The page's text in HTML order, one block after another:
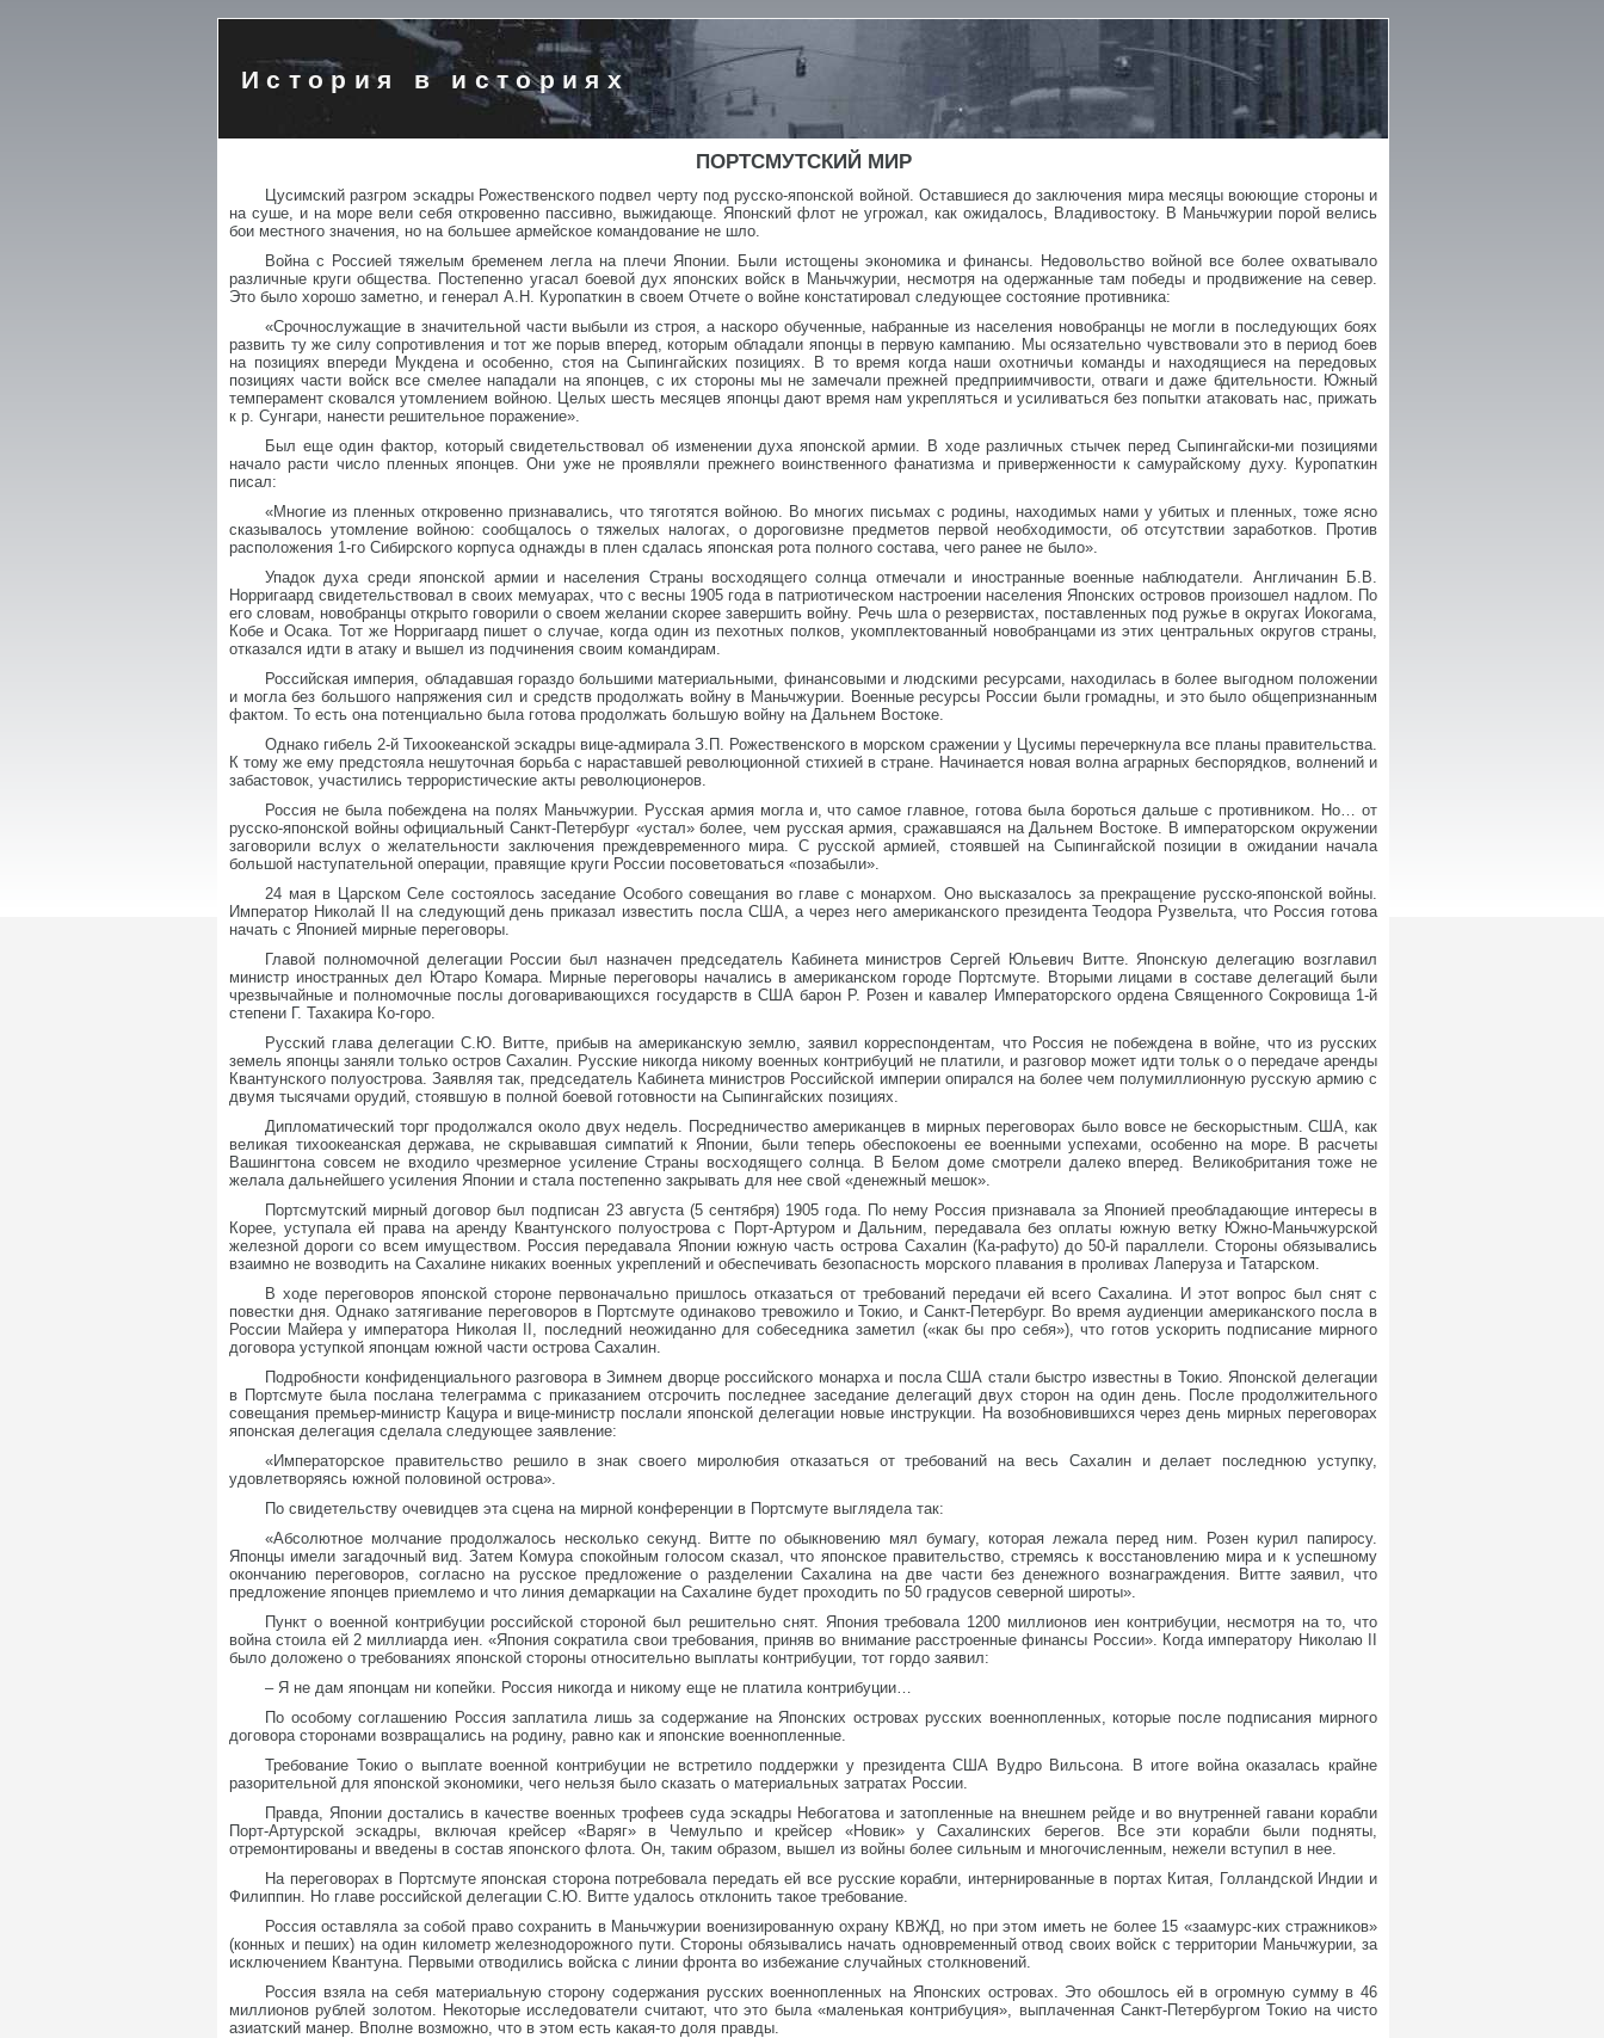
История в историях
ПОРТСМУТСКИЙ МИР
Цусимский разгром эскадры Рожественского подвел черту под русско-японской войной. Оставшиеся до заключения мира месяцы воюющие стороны и
на суше, и на море вели себя откровенно пассивно, выжидающе. Японский флот не угрожал, как ожидалось, Владивостоку. В Маньчжурии порой велись
бои местного значения, но на большее армейское командование не шло.
Война с Россией тяжелым бременем легла на плечи Японии. Были истощены экономика и финансы. Недовольство войной все более охватывало
различные круги общества. Постепенно угасал боевой дух японских войск в Маньчжурии, несмотря на одержанные там победы и продвижение на север.
Это было хорошо заметно, и генерал А.Н. Куропаткин в своем Отчете о войне констатировал следующее состояние противника:
«Срочнослужащие в значительной части выбыли из строя, а наскоро обученные, набранные из населения новобранцы не могли в последующих боях
развить ту же силу сопротивления и тот же порыв вперед, которым обладали японцы в первую кампанию. Мы осязательно чувствовали это в период боев
на позициях впереди Мукдена и особенно, стоя на Сыпингайских позициях. В то время когда наши охотничьи команды и находящиеся на передовых
позициях части войск все смелее нападали на японцев, с их стороны мы не замечали прежней предприимчивости, отваги и даже бдительности. Южный
темперамент сковался утомлением войною. Целых шесть месяцев японцы дают время нам укрепляться и усиливаться без попытки атаковать нас, прижать
к р. Сунгари, нанести решительное поражение».
Был еще один фактор, который свидетельствовал об изменении духа японской армии. В ходе различных стычек перед Сыпингайски-ми позициями
начало расти число пленных японцев. Они уже не проявляли прежнего воинственного фанатизма и приверженности к самурайскому духу. Куропаткин
писал:
«Многие из пленных откровенно признавались, что тяготятся войною. Во многих письмах с родины, находимых нами у убитых и пленных, тоже ясно
сказывалось утомление войною: сообщалось о тяжелых налогах, о дороговизне предметов первой необходимости, об отсутствии заработков. Против
расположения 1-го Сибирского корпуса однажды в плен сдалась японская рота полного состава, чего ранее не было».
Упадок духа среди японской армии и населения Страны восходящего солнца отмечали и иностранные военные наблюдатели. Англичанин Б.В.
Норригаард свидетельствовал в своих мемуарах, что с весны 1905 года в патриотическом настроении населения Японских островов произошел надлом. По
его словам, новобранцы открыто говорили о своем желании скорее завершить войну. Речь шла о резервистах, поставленных под ружье в округах Иокогама,
Кобе и Осака. Тот же Норригаард пишет о случае, когда один из пехотных полков, укомплектованный новобранцами из этих центральных округов страны,
отказался идти в атаку и вышел из подчинения своим командирам.
Российская империя, обладавшая гораздо большими материальными, финансовыми и людскими ресурсами, находилась в более выгодном положении
и могла без большого напряжения сил и средств продолжать войну в Маньчжурии. Военные ресурсы России были громадны, и это было общепризнанным
фактом. То есть она потенциально была готова продолжать большую войну на Дальнем Востоке.
Однако гибель 2-й Тихоокеанской эскадры вице-адмирала З.П. Рожественского в морском сражении у Цусимы перечеркнула все планы правительства.
К тому же ему предстояла нешуточная борьба с нараставшей революционной стихией в стране. Начинается новая волна аграрных беспорядков, волнений и
забастовок, участились террористические акты революционеров.
Россия не была побеждена на полях Маньчжурии. Русская армия могла и, что самое главное, готова была бороться дальше с противником. Но… от
русско-японской войны официальный Санкт-Петербург «устал» более, чем русская армия, сражавшаяся на Дальнем Востоке. В императорском окружении
заговорили вслух о желательности заключения преждевременного мира. С русской армией, стоявшей на Сыпингайской позиции в ожидании начала
большой наступательной операции, правящие круги России посоветоваться «позабыли».
24 мая в Царском Селе состоялось заседание Особого совещания во главе с монархом. Оно высказалось за прекращение русско-японской войны.
Император Николай II на следующий день приказал известить посла США, а через него американского президента Теодора Рузвельта, что Россия готова
начать с Японией мирные переговоры.
Главой полномочной делегации России был назначен председатель Кабинета министров Сергей Юльевич Витте. Японскую делегацию возглавил
министр иностранных дел Ютаро Комара. Мирные переговоры начались в американском городе Портсмуте. Вторыми лицами в составе делегаций были
чрезвычайные и полномочные послы договаривающихся государств в США барон Р. Розен и кавалер Императорского ордена Священного Сокровища 1-й
степени Г. Тахакира Ко-горо.
Русский глава делегации С.Ю. Витте, прибыв на американскую землю, заявил корреспондентам, что Россия не побеждена в войне, что из русских
земель японцы заняли только остров Сахалин. Русские никогда никому военных контрибуций не платили, и разговор может идти тольк о о передаче аренды
Квантунского полуострова. Заявляя так, председатель Кабинета министров Российской империи опирался на более чем полумиллионную русскую армию с
двумя тысячами орудий, стоявшую в полной боевой готовности на Сыпингайских позициях.
Дипломатический торг продолжался около двух недель. Посредничество американцев в мирных переговорах было вовсе не бескорыстным. США, как
великая тихоокеанская держава, не скрывавшая симпатий к Японии, были теперь обеспокоены ее военными успехами, особенно на море. В расчеты
Вашингтона совсем не входило чрезмерное усиление Страны восходящего солнца. В Белом доме смотрели далеко вперед. Великобритания тоже не
желала дальнейшего усиления Японии и стала постепенно закрывать для нее свой «денежный мешок».
Портсмутский мирный договор был подписан 23 августа (5 сентября) 1905 года. По нему Россия признавала за Японией преобладающие интересы в
Корее, уступала ей права на аренду Квантунского полуострова с Порт-Артуром и Дальним, передавала без оплаты южную ветку Южно-Маньчжурской
железной дороги со всем имуществом. Россия передавала Японии южную часть острова Сахалин (Ка-рафуто) до 50-й параллели. Стороны обязывались
взаимно не возводить на Сахалине никаких военных укреплений и обеспечивать безопасность морского плавания в проливах Лаперуза и Татарском.
В ходе переговоров японской стороне первоначально пришлось отказаться от требований передачи ей всего Сахалина. И этот вопрос был снят с
повестки дня. Однако затягивание переговоров в Портсмуте одинаково тревожило и Токио, и Санкт-Петербург. Во время аудиенции американского посла в
России Майера у императора Николая II, последний неожиданно для собеседника заметил («как бы про себя»), что готов ускорить подписание мирного
договора уступкой японцам южной части острова Сахалин.
Подробности конфиденциального разговора в Зимнем дворце российского монарха и посла США стали быстро известны в Токио. Японской делегации
в Портсмуте была послана телеграмма с приказанием отсрочить последнее заседание делегаций двух сторон на один день. После продолжительного
совещания премьер-министр Кацура и вице-министр послали японской делегации новые инструкции. На возобновившихся через день мирных переговорах
японская делегация сделала следующее заявление:
«Императорское правительство решило в знак своего миролюбия отказаться от требований на весь Сахалин и делает последнюю уступку,
удовлетворяясь южной половиной острова».
По свидетельству очевидцев эта сцена на мирной конференции в Портсмуте выглядела так:
«Абсолютное молчание продолжалось несколько секунд. Витте по обыкновению мял бумагу, которая лежала перед ним. Розен курил папиросу.
Японцы имели загадочный вид. Затем Комура спокойным голосом сказал, что японское правительство, стремясь к восстановлению мира и к успешному
окончанию переговоров, согласно на русское предложение о разделении Сахалина на две части без денежного вознаграждения. Витте заявил, что
предложение японцев приемлемо и что линия демаркации на Сахалине будет проходить по 50 градусов северной широты».
Пункт о военной контрибуции российской стороной был решительно снят. Япония требовала 1200 миллионов иен контрибуции, несмотря на то, что
война стоила ей 2 миллиарда иен. «Япония сократила свои требования, приняв во внимание расстроенные финансы России». Когда императору Николаю II
было доложено о требованиях японской стороны относительно выплаты контрибуции, тот гордо заявил:
– Я не дам японцам ни копейки. Россия никогда и никому еще не платила контрибуции…
По особому соглашению Россия заплатила лишь за содержание на Японских островах русских военнопленных, которые после подписания мирного
договора сторонами возвращались на родину, равно как и японские военнопленные.
Требование Токио о выплате военной контрибуции не встретило поддержки у президента США Вудро Вильсона. В итоге война оказалась крайне
разорительной для японской экономики, чего нельзя было сказать о материальных затратах России.
Правда, Японии достались в качестве военных трофеев суда эскадры Небогатова и затопленные на внешнем рейде и во внутренней гавани корабли
Порт-Артурской эскадры, включая крейсер «Варяг» в Чемульпо и крейсер «Новик» у Сахалинских берегов. Все эти корабли были подняты,
отремонтированы и введены в состав японского флота. Он, таким образом, вышел из войны более сильным и многочисленным, нежели вступил в нее.
На переговорах в Портсмуте японская сторона потребовала передать ей все русские корабли, интернированные в портах Китая, Голландской Индии и
Филиппин. Но главе российской делегации С.Ю. Витте удалось отклонить такое требование.
Россия оставляла за собой право сохранить в Маньчжурии военизированную охрану КВЖД, но при этом иметь не более 15 «заамурс-ких стражников»
(конных и пеших) на один километр железнодорожного пути. Стороны обязывались начать одновременный отвод своих войск с территории Маньчжурии, за
исключением Квантуна. Первыми отводились войска с линии фронта во избежание случайных столкновений.
Россия взяла на себя материальную сторону содержания русских военнопленных на Японских островах. Это обошлось ей в огромную сумму в 46
миллионов рублей золотом. Некоторые исследователи считают, что это была «маленькая контрибуция», выплаченная Санкт-Петербургом Токио на чисто
азиатский манер. Вполне возможно, что в этом есть какая-то доля правды.